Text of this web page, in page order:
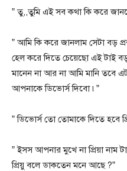
” তু,,তুমি এই সব কথা কি করে
” আমি কি করে জানলাম সেটা বড়
হেল করে দিতে চেয়েছো এই টাই
মানেন না আর না আমি মানি তবে
আপনাকে ডিভোর্স দিবো ৷”
” ডিভোর্স তো তোমাকে দিতে হবে
” ইসস আপনার মুখে না প্রিয়া নাম
প্রিয়ু বলে ডাকতেন মনে আছে ?”